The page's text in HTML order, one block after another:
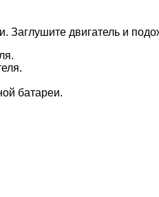
Заглушите двигатель и
батареи.